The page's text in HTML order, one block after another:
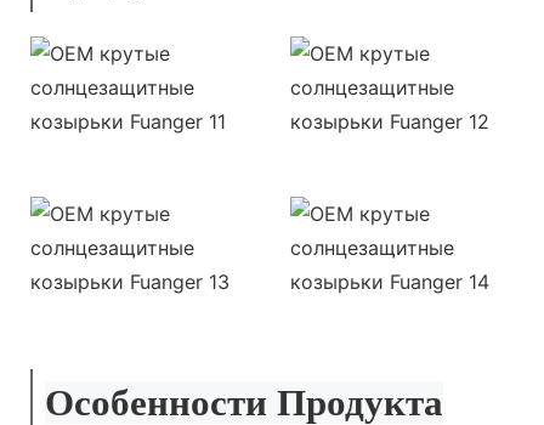
Особенности Продукта